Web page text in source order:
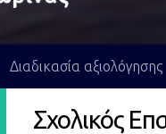
Διαδικασία αξιολόγησης
Σχολικός